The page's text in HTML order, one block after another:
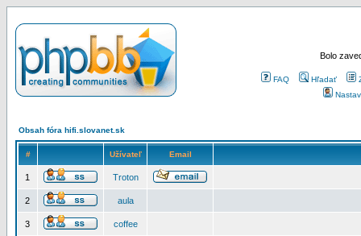
Bolo
FAQ Hľadať
Obsah fóra hifi.slovanet.sk
# Užívateľ Email
1 Troton
2 aula
3 coffee